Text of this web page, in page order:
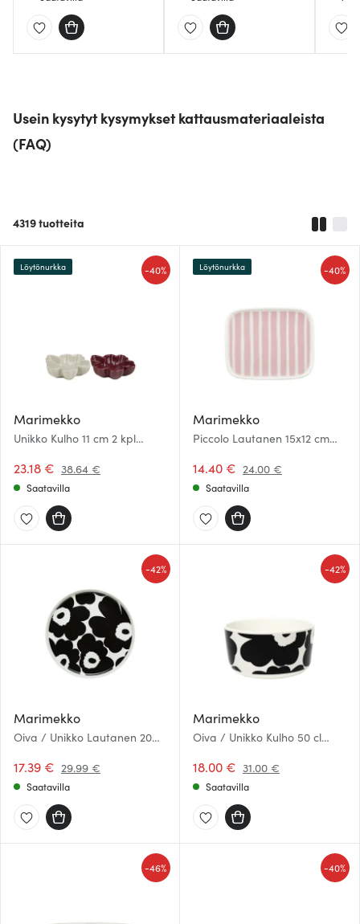
Usein kysytyt kysymykset kattausmateriaaleista
(FAQ)
4319tuotteita
Marimekko
Unikko Kulho 11 cm 2 kpl
23.18 € 38.64 €
-40%
Löytönurkka
Saatavilla
Marimekko
Piccolo Lautanen 15x12 cm
14.40 € 24.00 €
-40%
Löytönurkka
Saatavilla
Marimekko
Oiva / Unikko Lautanen 20
17.39 € 29.99 €
-42%
Saatavilla
Marimekko
Oiva / Unikko Kulho 50 cl
18.00 € 31.00 €
-42%
Saatavilla
-46% -40%